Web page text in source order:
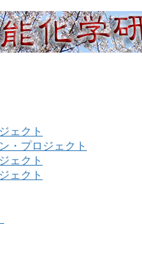
ェクト
・プロジェクト
ェクト
ェクト